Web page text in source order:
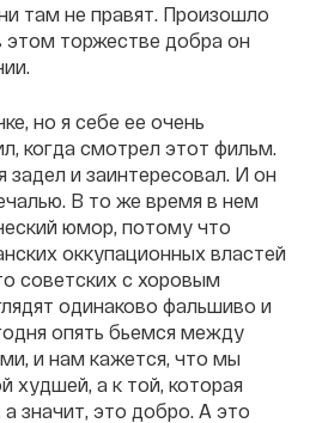
там не правят. Произошло
этом торжестве добра он
но я себе ее очень
когда смотрел этот фильм.
задел и заинтересовал. И он
В то же время в нем
юмор, потому что
оккупационных властей
советских с хоровым
одинаково фальшиво и
опять бьемся между
и нам кажется, что мы
худшей, а к той, которая
значит, это добро. А это